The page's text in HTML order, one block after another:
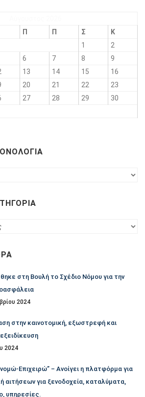
Π Π Σ
Κ
1
2
6 7 8
9
13 14 15
16
20 21 22
23
27 28 29
30
στη Βουλή το Σχέδιο Νόμου για την
2024
στην καινοτομική, εξωστρεφή και
2024
Επιχειρώ” – Ανοίγει η πλατφόρμα για
αιτήσεων για ξενοδοχεία, καταλύματα,
υπηρεσίες.